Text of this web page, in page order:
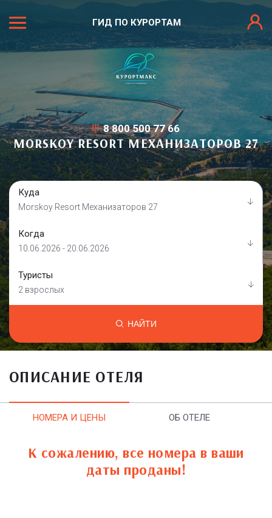
ГИД ПО КУРОРТАМ
8 800 500 77 66
MORSKOY RESORT МЕХАНИЗАТОРОВ 27
Куда
Morskoy Resort Механизаторов 27
Когда
10.06.2026 - 20.06.2026
Туристы
2 взрослых
НАЙТИ
ОПИСАНИЕ ОТЕЛЯ
НОМЕРА И ЦЕНЫ ОБ ОТЕЛЕ
К сожалению, все номера в ваши
даты проданы!